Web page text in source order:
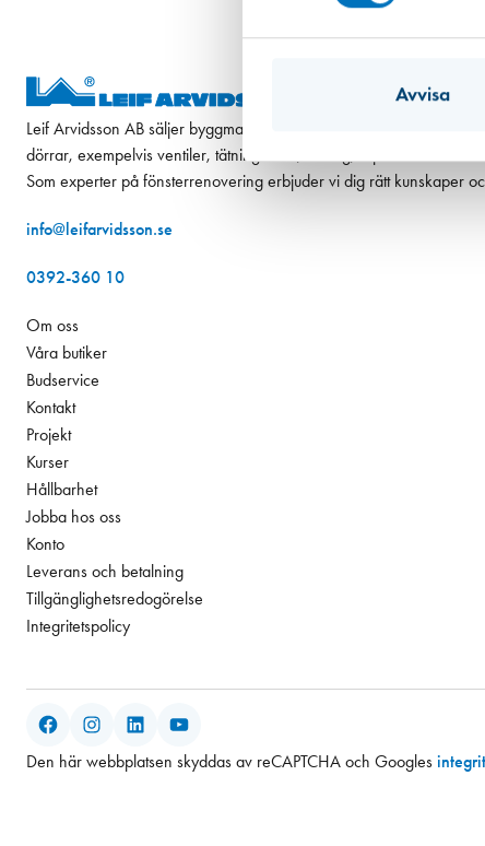
Avvisa
Leif Arvidsson AB säljer byggmaterial som ofta har anknytning till
dörrar, exempelvis ventiler, tätningslister, beslag, slipmaterial och
Som experter på fönsterrenovering erbjuder vi dig rätt kunskaper
info@leifarvidsson.se
0392-360 10
Om oss
Våra butiker
Budservice
Kontakt
Projekt
Kurser
Hållbarhet
Jobba hos oss
Konto
Leverans och betalning
Tillgänglighetsredogörelse
Integritetspolicy
Facebook
Instagram
LinkedIn
Den här webbplatsen skyddas av reCAPTCHA och Googles